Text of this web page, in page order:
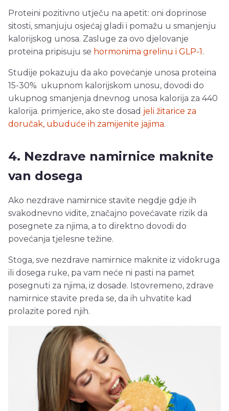
Proteini pozitivno utječu na apetit: oni doprinose
sitosti, smanjuju osjećaj gladi i pomažu u smanjenju
kalorijskog unosa. Zasluge za ovo djelovanje
proteina pripisuju se hormonima grelinu i GLP-1.
Studije pokazuju da ako povećanje unosa proteina
15-30% ukupnom kalorijskom unosu, dovodi do
ukupnog smanjenja dnevnog unosa kalorija za 440
kalorija. primjerice, ako ste dosad jeli žitarice za
doručak, ubuduće ih zamijenite jajima.
4. Nezdrave namirnice maknite
van dosega
Ako nezdrave namirnice stavite negdje gdje ih
svakodnevno vidite, značajno povećavate rizik da
posegnete za njima, a to direktno dovodi do
povećanja tjelesne težine.
Stoga, sve nezdrave namirnice maknite iz vidokruga
ili dosega ruke, pa vam neće ni pasti na pamet
posegnuti za njima, iz dosade. Istovremeno, zdrave
namirnice stavite preda se, da ih uhvatite kad
prolazite pored njih.